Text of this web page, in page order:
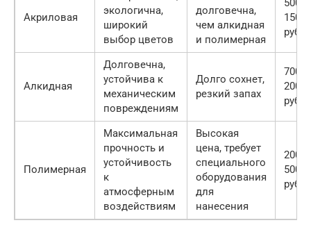
Акриловая
экологична,
широкий
выбор цветов
долговечна,
чем алкидная
и полимерная
1500
руб.
Алкидная
Долговечна,
устойчива к
механическим
повреждениям
Долго сохнет,
резкий запах
700-
2000
руб.
Полимерная
Максимальная
прочность и
устойчивость
к
атмосферным
воздействиям
Высокая
цена, требует
специального
оборудования
для
нанесения
2000-
5000
руб.